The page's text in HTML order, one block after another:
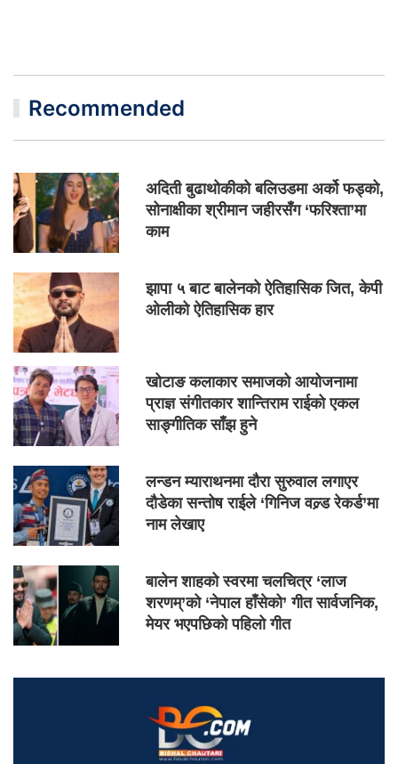
Recommended
अदिती बुढाथोकीको बलिउडमा अर्को फड्को,
सोनाक्षीका श्रीमान जहीरसँग ‘फरिश्ता’मा
काम
झापा ५ बाट बालेनको ऐतिहासिक जित, केपी
ओलीको ऐतिहासिक हार
खोटाङ कलाकार समाजको आयोजनामा
प्राज्ञ संगीतकार शान्तिराम राईको एकल
साङ्गीतिक साँझ हुने
लन्डन म्याराथनमा दौरा सुरुवाल लगाएर
दौडेका सन्तोष राईले ‘गिनिज वल्र्ड रेकर्ड’मा
नाम लेखाए
बालेन शाहको स्वरमा चलचित्र ‘लाज
शरणम्’को ‘नेपाल हाँसेको’ गीत सार्वजनिक,
मेयर भएपछिको पहिलो गीत